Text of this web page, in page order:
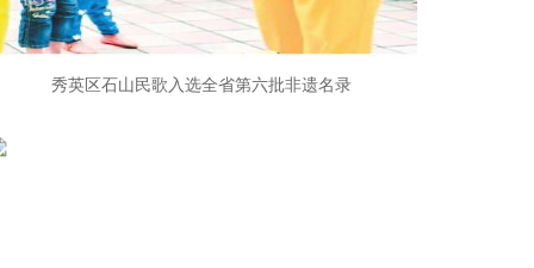
秀英区石山民歌入选全省第六批非遗名录